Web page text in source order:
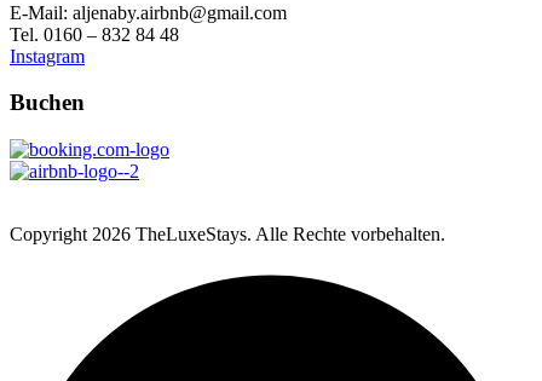
E-Mail: aljenaby.airbnb@gmail.com
Tel. 0160 – 832 84 48
Instagram
Buchen
Copyright 2026 TheLuxeStays. Alle Rechte vorbehalten.